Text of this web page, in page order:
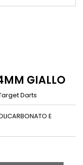
GIALLO
Darts
E